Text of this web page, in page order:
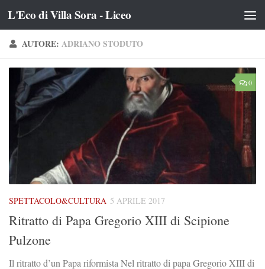
Salta al contenuto
L'Eco di Villa Sora - Liceo
AUTORE: ADRIANO STODUTO
0
SPETTACOLO&CULTURA 5 APRILE 2017
Ritratto di Papa Gregorio XIII di Scipione
Pulzone
Il ritratto d’un Papa riformista Nel ritratto di papa Gregorio XIII di